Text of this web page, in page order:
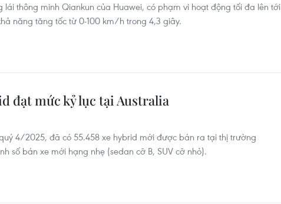
lái thông minh Qiankun của Huawei, có phạm vi hoạt động tối đa lên tới
năng tăng tốc từ 0-100 km/h trong 4,3 giây.
đạt mức kỷ lục tại Australia
4/2025, đã có 55.458 xe hybrid mới được bán ra tại thị trường
số bán xe mới hạng nhẹ (sedan cỡ B, SUV cỡ nhỏ).